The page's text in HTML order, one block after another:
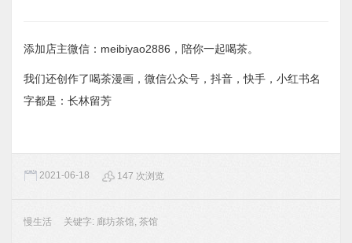
添加店主微信：meibiyao2886，陪你一起喝茶。
我们还创作了喝茶漫画，微信公众号，抖音，快手，小红书名
字都是：长林留芳
2021-06-18 147 次浏览
慢生活 关键字: 廊坊茶馆, 茶馆